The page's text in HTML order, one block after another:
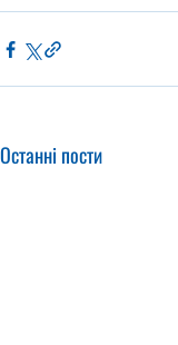
Останні пости